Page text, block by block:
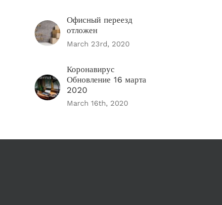
Офисный переезд
отложен
March 23rd, 2020
Коронавирус
Обновление 16 марта
2020
March 16th, 2020